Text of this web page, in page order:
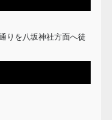
りを八坂神社方面へ徒